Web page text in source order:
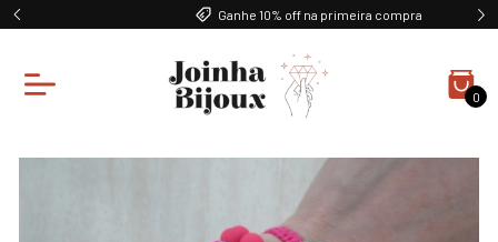
Ganhe 10% off na primeira compra
0